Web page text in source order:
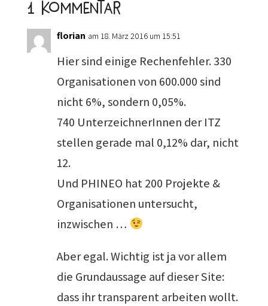
1 Kommentar
florian am 18. März 2016 um 15:51
Hier sind einige Rechenfehler. 330
Organisationen von 600.000 sind
nicht 6%, sondern 0,05%.
740 UnterzeichnerInnen der ITZ
stellen gerade mal 0,12% dar, nicht
12.
Und PHINEO hat 200 Projekte &
Organisationen untersucht,
inzwischen …
Aber egal. Wichtig ist ja vor allem
die Grundaussage auf dieser Site:
dass ihr transparent arbeiten wollt.